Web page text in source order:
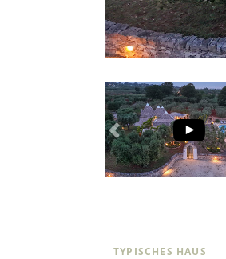
TYPISCHES HAUS